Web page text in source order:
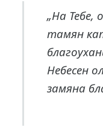
„На Тебе,
тамян
Небесен
замяна